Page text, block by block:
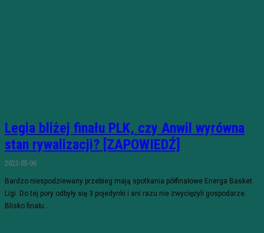
Legia bliżej finału PLK, czy Anwil wyrówna
stan rywalizacji? [ZAPOWIEDŹ]
2022-05-06
Bardzo niespodziewany przebieg mają spotkania półfinałowe Energa Basket
Ligi. Do tej pory odbyły się 3 pojedynki i ani razu nie zwyciężyli gospodarze.
Blisko finału...